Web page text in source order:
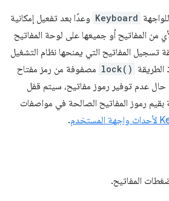
للواجهة Keyboard وعدًا بعد تفعيل إمكانية
المفاتيح أو جميعها على لوحة المفاتيح
تسجيل المفاتيح التي يمنحها نظام التشغيل
lock() مصفوفة من رمز مفتاح
حال عدم توفير رموز مفاتيح، سيتم قفل
بقيم رموز المفاتيح الصالحة في مواصفات
.
المفاتيح.